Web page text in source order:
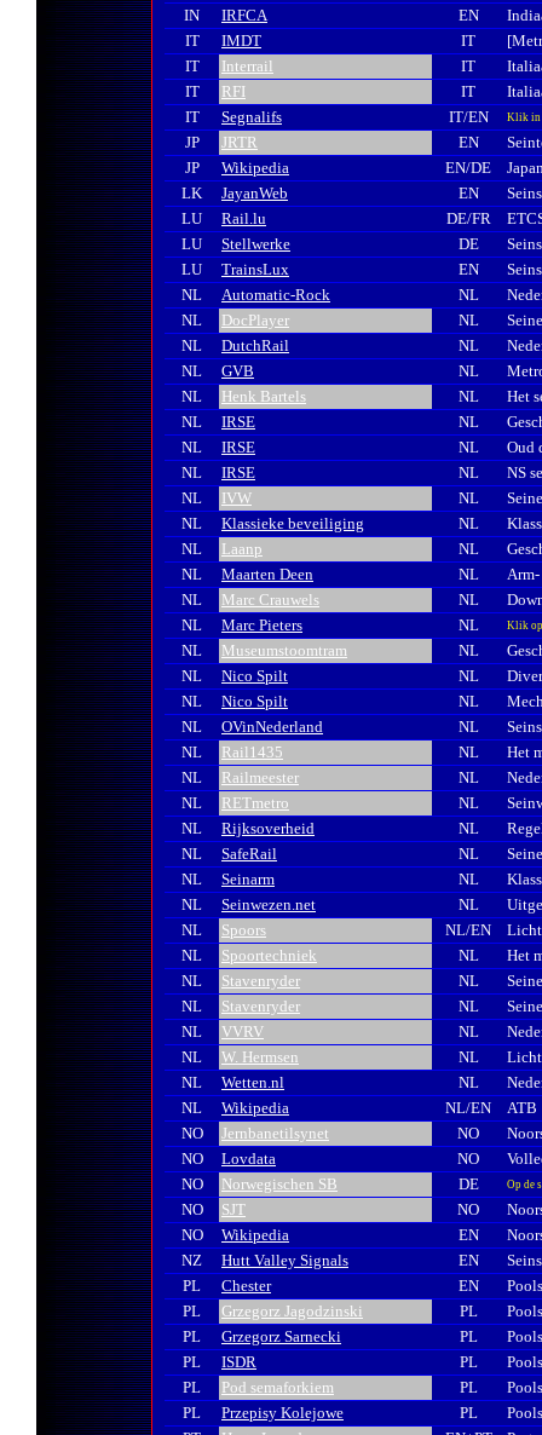
IN
IRFCA EN
IT
IMDT IT
IT
Interrail IT
IT
RFI IT
IT
Segnalifs IT/EN Klik in
JP JRTR EN
JP
Wikipedia EN/DE
LK
JayanWeb EN
LU
Rail.lu DE/FR
LU
Stellwerke DE
LU
TrainsLux EN
NL
Automatic-Rock NL
NL
DocPlayer NL
NL
DutchRail NL
NL
GVB NL
NL
Henk Bartels NL
Het
NL
IRSE NL
NL
IRSE NL
Oud
NL
IRSE NL
NS
NL
IVW NL
NL
Klassieke beveiliging NL
NL
Laanp NL
NL
Maarten Deen NL
NL
Marc Crauwels NL
NL
Marc Pieters NL Klik op
NL Museumstoomtram NL
NL
Nico Spilt NL
NL
Nico Spilt NL
NL
OVinNederland NL
NL
Rail1435 NL
Het
NL
Railmeester NL
NL
RETmetro NL
NL
Rijksoverheid NL
NL
SafeRail NL
NL
Seinarm NL
NL
Seinwezen.net NL
NL
Spoors NL/EN
NL
Spoortechniek NL
Het
NL
Stavenryder NL
NL
Stavenryder NL
NL
VVRV NL
NL
W. Hermsen NL
NL
Wetten.nl NL
NL
Wikipedia NL/EN
ATB
NO
Jernbanetilsynet NO
NO
Lovdata NO
NO
Norwegischen SB DE Op de
NO SJT NO
NO
Wikipedia EN
NZ
Hutt Valley Signals EN
PL
Chester EN
PL
Grzegorz Jagodzinski PL
PL
Grzegorz Sarnecki PL
PL
ISDR PL
PL
Pod semaforkiem PL
PL
Przepisy Kolejowe PL